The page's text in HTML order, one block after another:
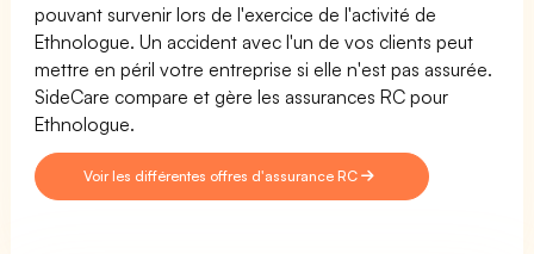
pouvant survenir lors de l'exercice de l'activité de
Ethnologue. Un accident avec l'un de vos clients peut
mettre en péril votre entreprise si elle n'est pas assurée.
SideCare compare et gère les assurances RC pour
Ethnologue.
Voir les différentes offres d'assurance RC